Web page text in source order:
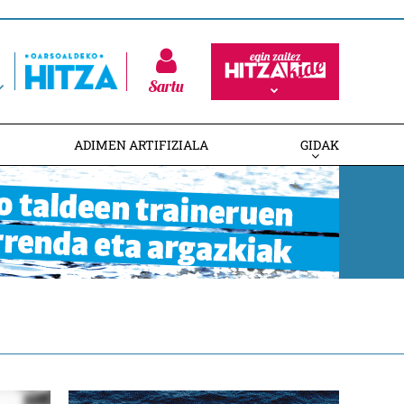
Sartu
ADIMEN ARTIFIZIALA GIDAK